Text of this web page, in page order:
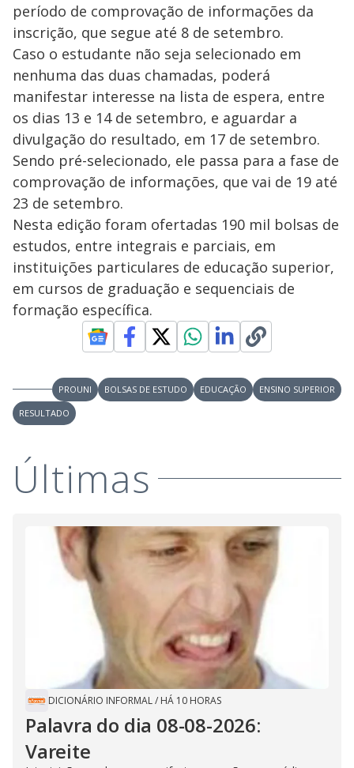
período de comprovação de informações da
inscrição, que segue até 8 de setembro.
Caso o estudante não seja selecionado em
nenhuma das duas chamadas, poderá
manifestar interesse na lista de espera, entre
os dias 13 e 14 de setembro, e aguardar a
divulgação do resultado, em 17 de setembro.
Sendo pré-selecionado, ele passa para a fase de
comprovação de informações, que vai de 19 até
23 de setembro.
Nesta edição foram ofertadas 190 mil bolsas de
estudos, entre integrais e parciais, em
instituições particulares de educação superior,
em cursos de graduação e sequenciais de
formação específica.
PROUNI BOLSAS DE ESTUDO EDUCAÇÃO
ENSINO SUPERIOR
RESULTADO
Últimas
DICIONÁRIO INFORMAL/ HÁ 10 HORAS
Palavra do dia 08-08-2026:
Vareite